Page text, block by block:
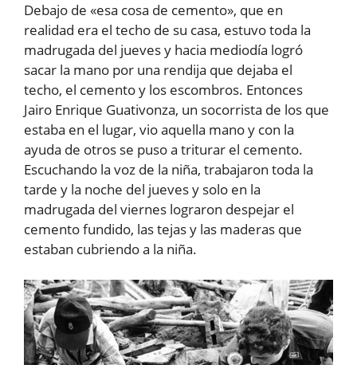
Debajo de «esa cosa de cemento», que en
realidad era el techo de su casa, estuvo toda la
madrugada del jueves y hacia mediodía logró
sacar la mano por una rendija que dejaba el
techo, el cemento y los escombros. Entonces
Jairo Enrique Guativonza, un socorrista de los que
estaba en el lugar, vio aquella mano y con la
ayuda de otros se puso a triturar el cemento.
Escuchando la voz de la niña, trabajaron toda la
tarde y la noche del jueves y solo en la
madrugada del viernes lograron despejar el
cemento fundido, las tejas y las maderas que
estaban cubriendo a la niña.